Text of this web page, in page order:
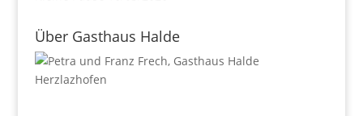
Über Gasthaus Halde